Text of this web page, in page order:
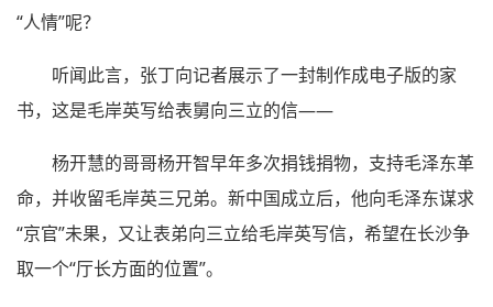
“人情”呢？
听闻此言，张丁向记者展示了一封制作成电子版的家
书，这是毛岸英写给表舅向三立的信——
杨开慧的哥哥杨开智早年多次捐钱捐物，支持毛泽东革
命，并收留毛岸英三兄弟。新中国成立后，他向毛泽东谋求
“京官”未果，又让表弟向三立给毛岸英写信，希望在长沙争
取一个“厅长方面的位置”。